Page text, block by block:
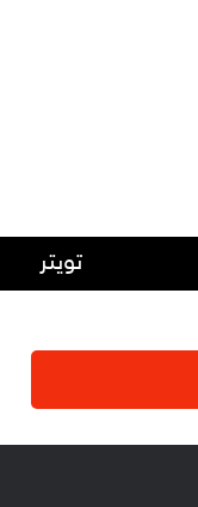
تويتر